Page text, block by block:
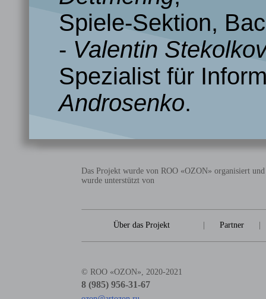
Spiele-Sektion,
- Valentin
Spezialist für
Androsenko.
Das Projekt wurde von ROO «OZON» organisiert und
wurde unterstützt von
Über das Projekt Partner
© ROO «OZON», 2020-2021
8 (985) 956-31-67